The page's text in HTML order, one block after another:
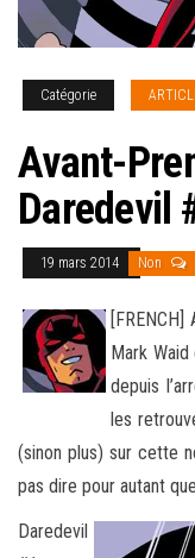
Catégorie
Avant-
Daredevil
19 mars 2014 Non
Mark
depuis
les
(sinon plus) sur cette
pas dire pour autant
Daredevil